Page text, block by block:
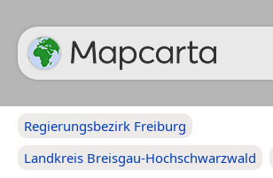
Regierungsbezirk Freiburg
Landkreis Breisgau-Hochschwarzwald